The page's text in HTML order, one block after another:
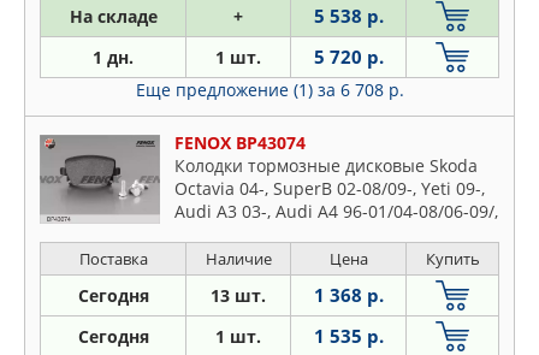
На складе + 5 538 р.
1 дн. 1 шт. 5 720 р.
Еще предложение (1) за 6 708 р.
FENOX BP43074
Колодки тормозные дисковые Skoda
Octavia 04-, SuperB 02-08/09-, Yeti 09-,
Audi A3 03-, Audi A4 96-01/04-08/06-09/,
Caddy 04-, VW Golf V/VI, Jetta III 05-10,
Passat (3C2) VI 05-, Passat 10-, Touran
03-10 1KZ/1KJ, TRW
Поставка Наличие Цена Купить
Сегодня 13 шт. 1 368 р.
Сегодня 1 шт. 1 535 р.